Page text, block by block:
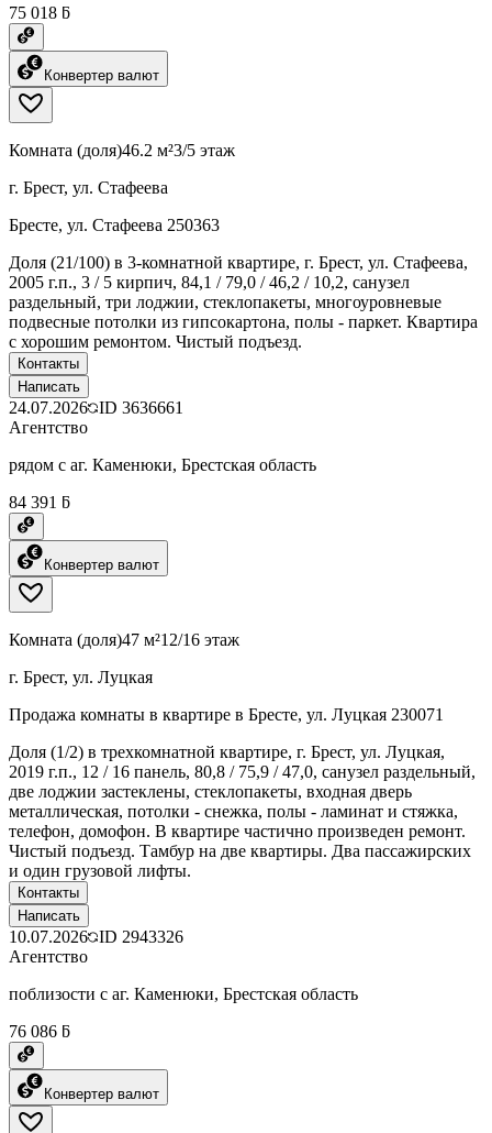
75 018 ƃ
Конвертер валют
Комната (доля)46.2 м²3/5 этаж
г. Брест, ул. Стафеева
Бресте, ул. Стафеева 250363
Доля (21/100) в 3-комнатной квартире, г. Брест, ул. Стафеева,
2005 г.п., 3 / 5 кирпич, 84,1 / 79,0 / 46,2 / 10,2, санузел
раздельный, три лоджии, стеклопакеты, многоуровневые
подвесные потолки из гипсокартона, полы - паркет. Квартира
с хорошим ремонтом. Чистый подъезд.
Контакты
Написать
24.07.2026 ID 3636661
Агентство
рядом с аг. Каменюки, Брестская область
84 391 ƃ
Конвертер валют
Комната (доля)47 м²12/16 этаж
г. Брест, ул. Луцкая
Продажа комнаты в квартире в Бресте, ул. Луцкая 230071
Доля (1/2) в трехкомнатной квартире, г. Брест, ул. Луцкая,
2019 г.п., 12 / 16 панель, 80,8 / 75,9 / 47,0, санузел раздельный,
две лоджии застеклены, стеклопакеты, входная дверь
металлическая, потолки - снежка, полы - ламинат и стяжка,
телефон, домофон. В квартире частично произведен ремонт.
Чистый подъезд. Тамбур на две квартиры. Два пассажирских
и один грузовой лифты.
Контакты
Написать
10.07.2026 ID 2943326
Агентство
поблизости с аг. Каменюки, Брестская область
76 086 ƃ
Конвертер валют